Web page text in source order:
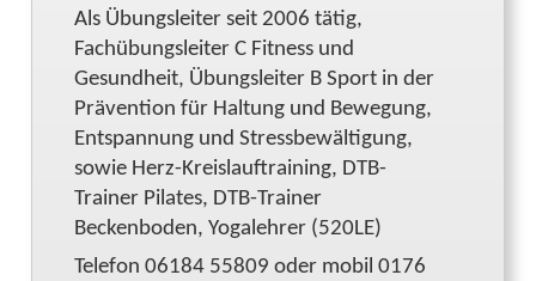
Als Übungsleiter seit 2006 tätig,
Fachübungsleiter C Fitness und
Gesundheit, Übungsleiter B Sport in der
Prävention für Haltung und Bewegung,
Entspannung und Stressbewältigung,
sowie Herz-Kreislauftraining, DTB-
Trainer Pilates, DTB-Trainer
Beckenboden, Yogalehrer (520LE)
Telefon 06184 55809 oder mobil 0176